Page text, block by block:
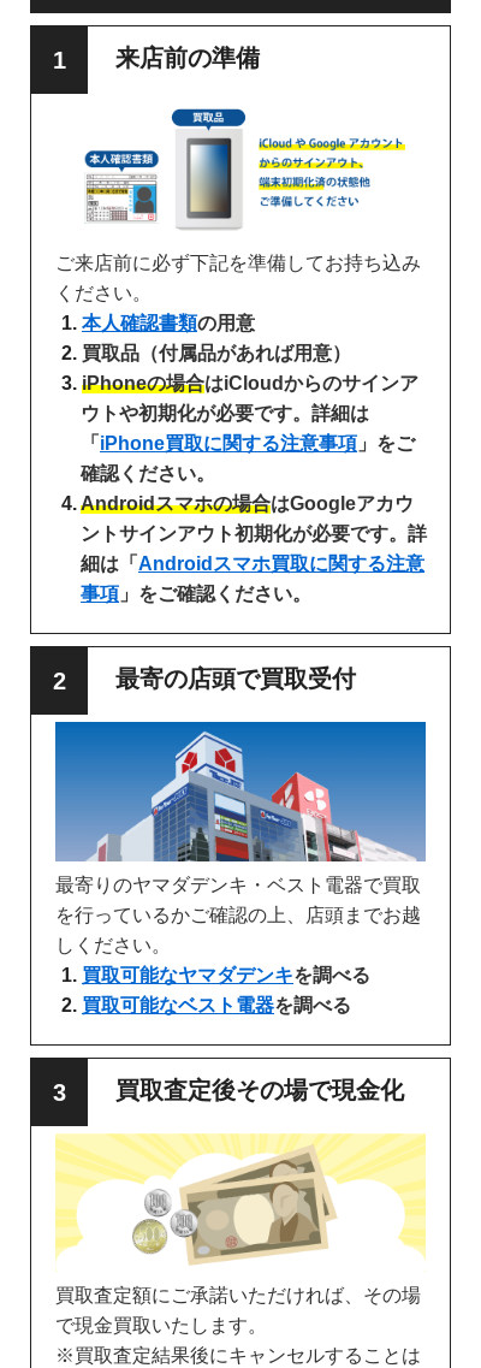
来店前の準備
ご来店前に必ず下記を準備してお持ち込み
ください。
本人確認書類の用意
買取品（付属品があれば用意）
iPhoneの場合はiCloudからのサインア
ウトや初期化が必要です。詳細は
「 iPhone買取に関する注意事項 」をご
確認ください。
Androidスマホの場合はGoogleアカウ
ントサインアウト初期化が必要です。詳
細は「 Androidスマホ買取に関する注意
事項 」をご確認ください。
最寄の店頭で買取受付
最寄りのヤマダデンキ・ベスト電器で買取
を行っているかご確認の上、店頭までお越
しください。
買取可能なヤマダデンキを調べる
買取可能なベスト電器を調べる
買取査定後その場で現金化
買取査定額にご承諾いただければ、その場
で現金買取いたします。
※買取査定結果後にキャンセルすることは